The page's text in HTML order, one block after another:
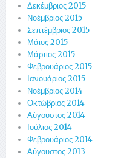
Δεκέμβριος 2015
Νοέμβριος 2015
Σεπτέμβριος 2015
Μάιος 2015
Μάρτιος 2015
Φεβρουάριος 2015
Ιανουάριος 2015
Νοέμβριος 2014
Οκτώβριος 2014
Αύγουστος 2014
Ιούλιος 2014
Φεβρουάριος 2014
Αύγουστος 2013